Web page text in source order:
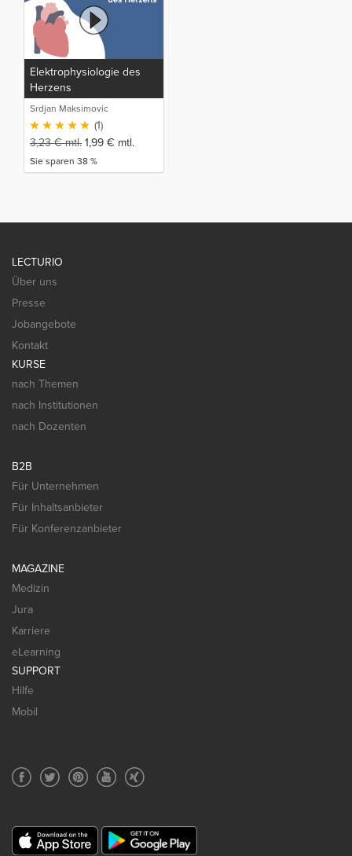
Elektrophysiologie des
Herzens
Srdjan Maksimovic
(1)
3,23€mtl. 1,99 € mtl.
Sie sparen 38 %
LECTURIO
Über uns
Presse
Jobangebote
Kontakt
KURSE
nach Themen
nach Institutionen
nach Dozenten
B2B
Für Unternehmen
Für Inhaltsanbieter
Für Konferenzanbieter
MAGAZINE
Medizin
Jura
Karriere
eLearning
SUPPORT
Hilfe
Mobil